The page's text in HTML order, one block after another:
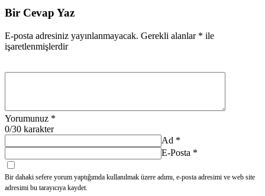
Bir Cevap Yaz
E-posta adresiniz yayınlanmayacak. Gerekli alanlar * ile
işaretlenmişlerdir
Yorumunuz *
0/30 karakter
Ad *
E-Posta *
Bir dahaki sefere yorum yaptığımda kullanılmak üzere adımı, e-posta adresimi ve web site
adresimi bu tarayıcıya kaydet.